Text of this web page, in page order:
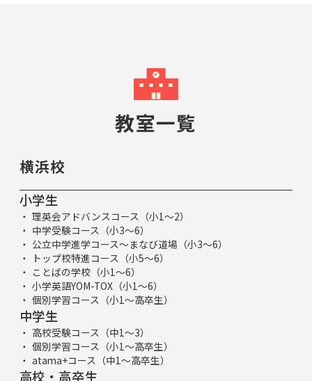
教室一覧
横浜校
小学生
理英会アドバンスコース（小1～2）
中学受験コース（小3～6）
公立中学進学コース～まなび道場（小3～6）
トップ校特進コース（小5～6）
ことばの学校（小1～6）
小学英語YOM-TOX（小1～6）
個別学習コース（小1～高卒生）
中学生
高校受験コース（中1～3）
個別学習コース（小1～高卒生）
atama+コース（中1～高卒生）
高校・高卒生